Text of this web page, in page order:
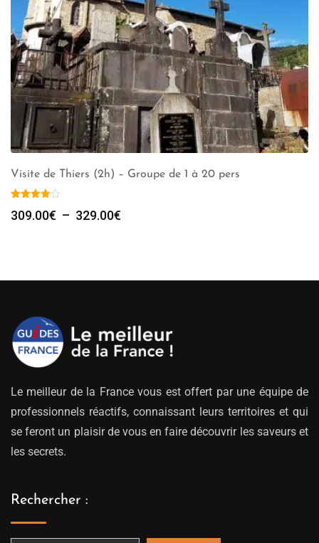
Visite de Thiers (2h) – Groupe de 1 à 20 pers
309.00€ – 329.00€
à
Le meilleur de la France vous est offert par une équipe de
professionnels réactifs, connaissant leurs territoires et qui
se feront un plaisir de vous en faire découvrir les saveurs et
les secrets.
Rechercher :